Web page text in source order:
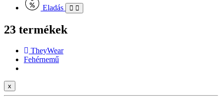
Eladás
23 termékek
TheyWear
Fehérnemű
x